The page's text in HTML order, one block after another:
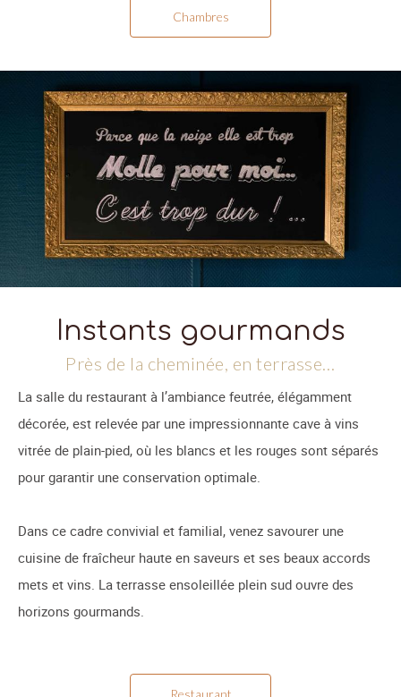
Chambres
Instants gourmands
Près de la cheminée, en terrasse…
La salle du restaurant à l’ambiance feutrée, élégamment
décorée, est relevée par une impressionnante cave à vins
vitrée de plain-pied, où les blancs et les rouges sont séparés
pour garantir une conservation optimale.
Dans ce cadre convivial et familial, venez savourer une
cuisine de fraîcheur haute en saveurs et ses beaux accords
mets et vins. La terrasse ensoleillée plein sud ouvre des
horizons gourmands.
Restaurant